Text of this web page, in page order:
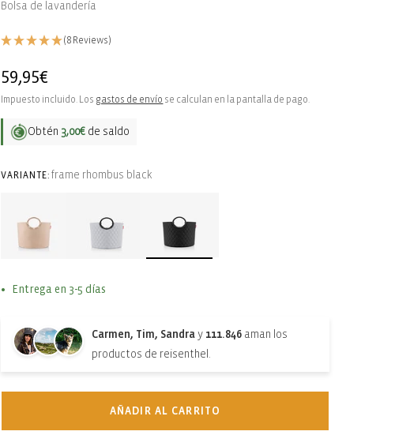
Bolsa de lavandería
(8 Reviews)
Precio
habitual
59,95€
Impuesto incluido. Los gastos de envío se calculan en la pantalla de pago.
Obtén 3,00€ de saldo
VARIANTE: frame rhombus black
Entrega en 3-5 días
Carmen, Tim, Sandra y 111.846 aman los
productos de reisenthel.
AÑADIR AL CARRITO